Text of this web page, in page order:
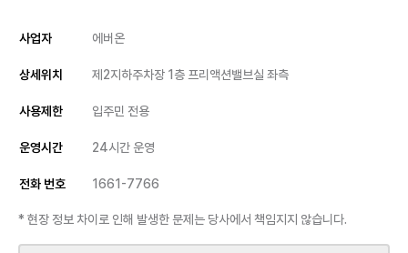
사업자 에버온
상세위치 제2지하주차장 1층 프리액션밸브실 좌측
사용제한 입주민 전용
운영시간 24시간 운영
전화 번호 1661-7766
* 현장 정보 차이로 인해 발생한 문제는 당사에서 책임지지 않습니다.